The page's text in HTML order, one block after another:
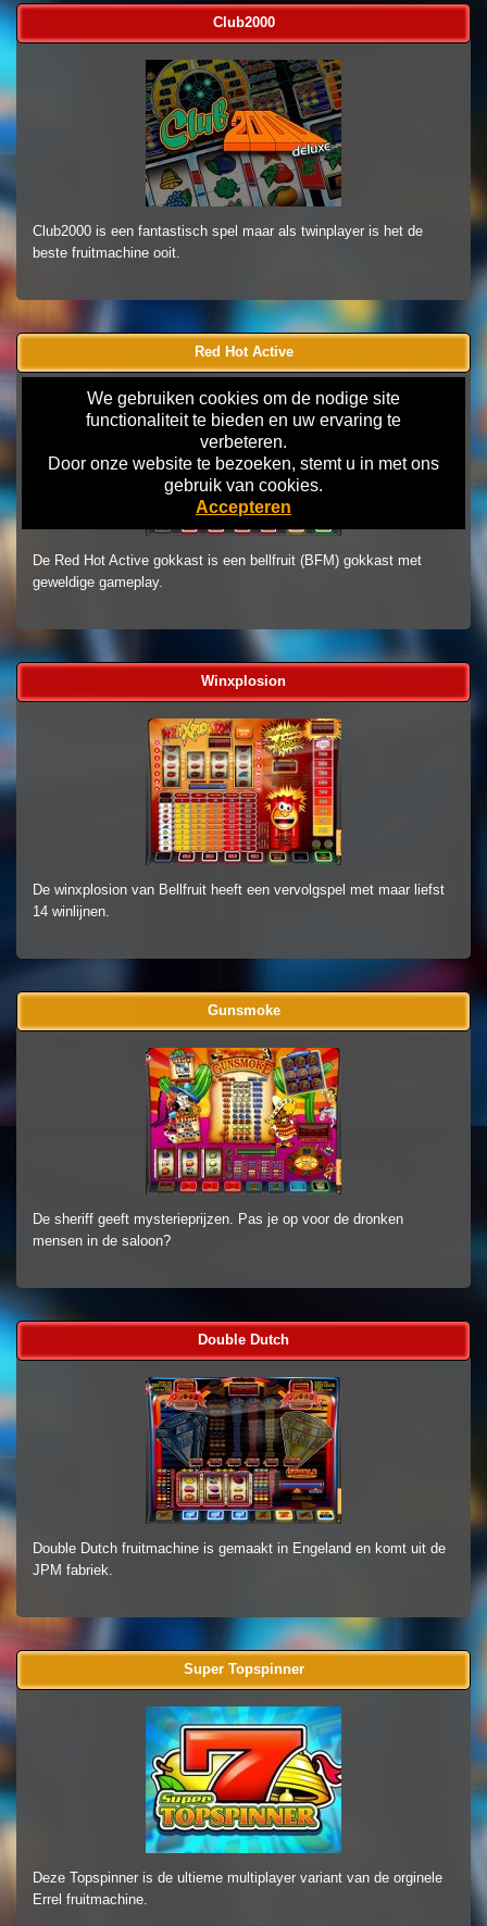
We gebruiken cookies om de nodige site
functionaliteit te bieden en uw ervaring te
verbeteren.
Door onze website te bezoeken, stemt u in met ons
gebruik van cookies.
Accepteren
Club2000
Club2000 is een fantastisch spel maar als twinplayer is het de
beste fruitmachine ooit.
Red Hot Active
De Red Hot Active gokkast is een bellfruit (BFM) gokkast met
geweldige gameplay.
Winxplosion
De winxplosion van Bellfruit heeft een vervolgspel met maar liefst
14 winlijnen.
Gunsmoke
De sheriff geeft mysterieprijzen. Pas je op voor de dronken
mensen in de saloon?
Double Dutch
Double Dutch fruitmachine is gemaakt in Engeland en komt uit de
JPM fabriek.
Super Topspinner
Deze Topspinner is de ultieme multiplayer variant van de orginele
Errel fruitmachine.